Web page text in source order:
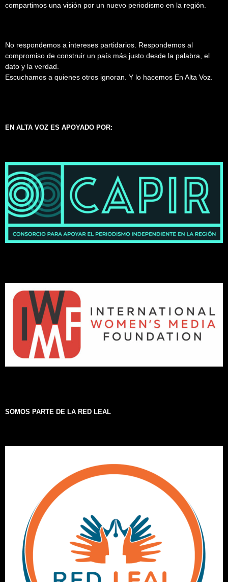
compartimos una visión por un nuevo periodismo en la región.
No respondemos a intereses partidarios. Respondemos al
compromiso de construir un país más justo desde la palabra, el
dato y la verdad.
Escuchamos a quienes otros ignoran. Y lo hacemos En Alta Voz.
EN ALTA VOZ ES APOYADO POR:
SOMOS PARTE DE LA RED LEAL